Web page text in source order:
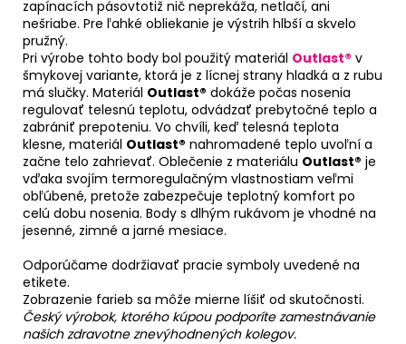
zapínacích pásovtotiž nič neprekáža, netlačí, ani
nešriabe. Pre ľahké obliekanie je výstrih hlbší a skvelo
pružný.
Pri výrobe tohto body bol použitý materiál Outlast® v
šmykovej variante, ktorá je z lícnej strany hladká a z rubu
má slučky. Materiál Outlast® dokáže počas nosenia
regulovať telesnú teplotu, odvádzať prebytočné teplo a
zabrániť prepoteniu. Vo chvíli, keď telesná teplota
klesne, materiál Outlast® nahromadené teplo uvoľní a
začne telo zahrievať. Oblečenie z materiálu Outlast® je
vďaka svojím termoregulačným vlastnostiam veľmi
obľúbené, pretože zabezpečuje teplotný komfort po
celú dobu nosenia. Body s dlhým rukávom je vhodné na
jesenné, zimné a jarné mesiace.
Odporúčame dodržiavať pracie symboly uvedené na
etikete.
Zobrazenie farieb sa môže mierne líšiť od skutočnosti.
Český výrobok, ktorého kúpou podporíte zamestnávanie
našich zdravotne znevýhodnených kolegov.